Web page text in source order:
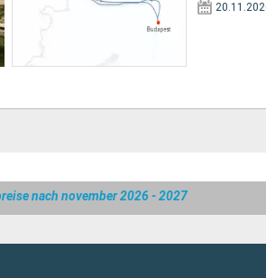
nach november 2026 - 2027